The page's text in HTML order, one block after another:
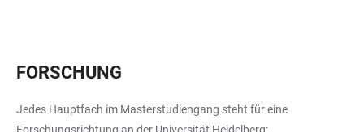
FORSCHUNG
Jedes Hauptfach im Masterstudiengang steht für eine